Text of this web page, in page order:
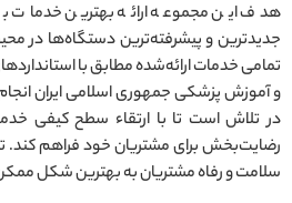
هدف این مجموعه ارائه بهترین خدمات
جدیدترین و پیشرفته‌ترین دستگاه‌ها در
و آموزش پزشکی جمهوری اسلامی ایران
در تلاش است تا با ارتقاء سطح کیفی
رضایت‌بخش برای مشتریان خود فراهم کند.
سلامت و رفاه مشتریان به بهترین شکل